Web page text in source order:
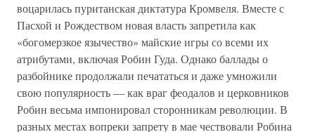
воцарилась пуританская диктатура Кромвеля. Вместе с
Пасхой и Рождеством новая власть запретила как
«богомерзкое язычество» майские игры со всеми их
атрибутами, включая Робин Гуда. Однако баллады о
разбойнике продолжали печататься и даже умножили
свою популярность — как враг феодалов и церковников
Робин весьма импонировал сторонникам революции. В
разных местах вопреки запрету в мае чествовали Робина